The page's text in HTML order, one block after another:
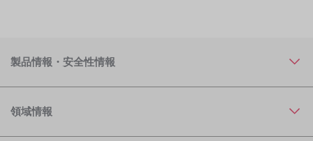
製品情報・安全性情報
領域情報